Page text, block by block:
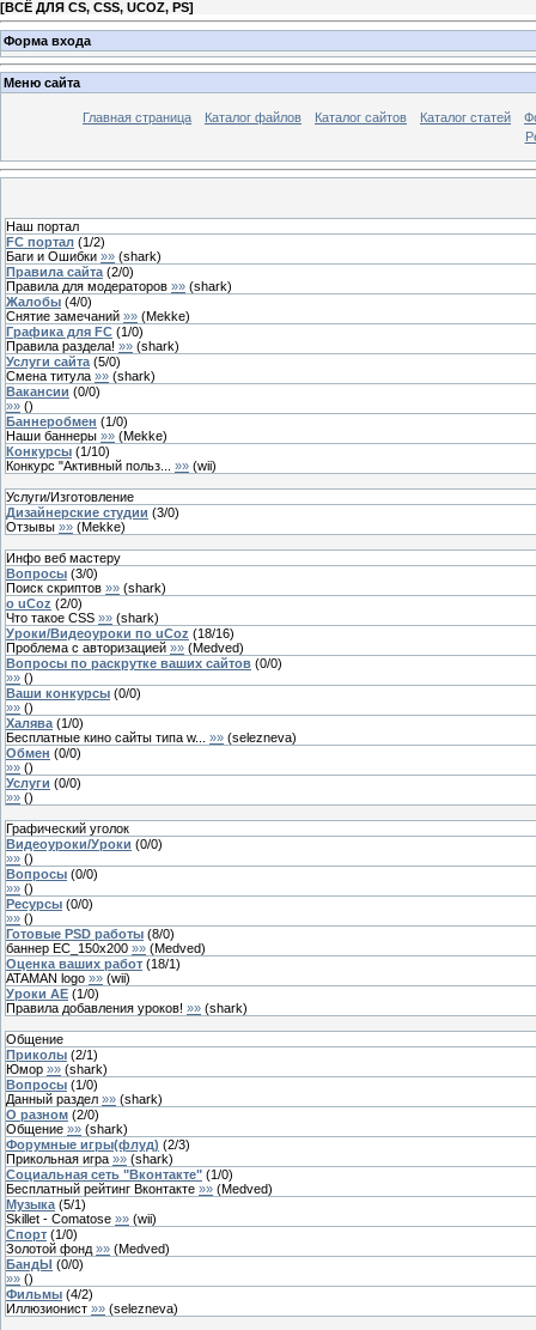
[ВСЁ ДЛЯ CS, CSS, UCOZ, PS]
Форма входа
Меню сайта
Главная страница Каталог файлов Каталог сайтов Каталог статей
Наш портал
FC портал (1/2)
Баги и Ошибки »» (shark)
Правила сайта (2/0)
Правила для модераторов »» (shark)
Жалобы (4/0)
Снятие замечаний »» (Mekke)
Графика для FC (1/0)
Правила раздела! »» (shark)
Услуги сайта (5/0)
Смена титула »» (shark)
Вакансии (0/0)
»» ()
Баннеробмен (1/0)
Наши баннеры »» (Mekke)
Конкурсы (1/10)
Конкурс "Активный польз...
»» (wii)
Услуги/Изготовление
Дизайнерские студии (3/0)
Отзывы »» (Mekke)
Инфо веб мастеру
Вопросы (3/0)
Поиск скриптов »» (shark)
о uCoz (2/0)
Что такое CSS »» (shark)
Уроки/Видеоуроки по uCoz (18/16)
Проблема с авторизацией »» (Medved)
Вопросы по раскрутке ваших сайтов (0/0)
»» ()
Ваши конкурсы (0/0)
»» ()
Халява (1/0)
Бесплатные кино сайты типа w...
»» (selezneva)
Обмен (0/0)
»» ()
Услуги (0/0)
»» ()
Графический уголок
Видеоуроки/Уроки (0/0)
»» ()
Вопросы (0/0)
»» ()
Ресурсы (0/0)
»» ()
Готовые PSD работы (8/0)
баннер EC_150x200 »» (Medved)
Оценка ваших работ (18/1)
ATAMAN logo »» (wii)
Уроки AE (1/0)
Правила добавления уроков! »» (shark)
Общение
Приколы (2/1)
Юмор »» (shark)
Вопросы (1/0)
Данный раздел »» (shark)
О разном (2/0)
Общение »» (shark)
Форумные игры(флуд) (2/3)
Прикольная игра »» (shark)
Социальная сеть "Вконтакте" (1/0)
Бесплатный рейтинг Вконтакте »» (Medved)
Музыка (5/1)
Skillet - Comatose »» (wii)
Спорт (1/0)
Золотой фонд »» (Medved)
БандЫ (0/0)
»» ()
Фильмы (4/2)
Иллюзионист »» (selezneva)